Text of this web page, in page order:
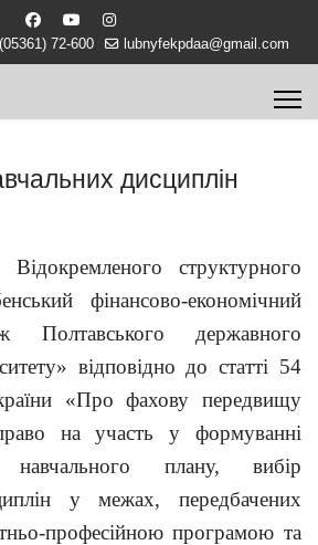
72-600 lubnyfekpdaa@gmail.com
дисциплін
Відокремленого структурного
фінансово-економічний
Полтавського державного
відповідно до статті 54
«Про фахову передвищу
на участь у формуванні
навчального плану, вибір
у межах, передбачених
професійною програмою та